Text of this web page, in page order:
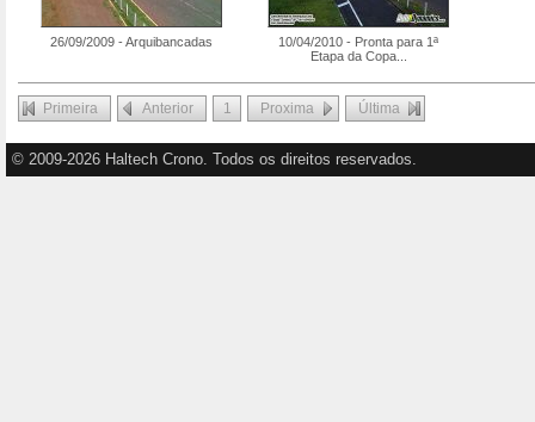
26/09/2009 - Arquibancadas
10/04/2010 - Pronta para 1ª
Etapa da Copa...
Primeira Anterior 1 Proxima Última
© 2009-2026 Haltech Crono. Todos os direitos reservados.